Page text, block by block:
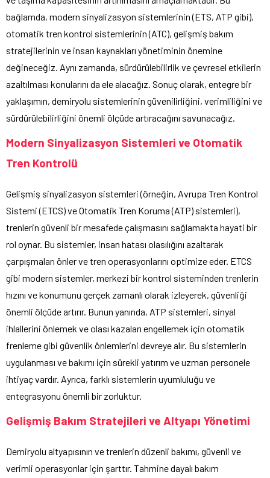
bağlamda, modern sinyalizasyon sistemlerinin (ETS, ATP gibi),
otomatik tren kontrol sistemlerinin (ATC), gelişmiş bakım
stratejilerinin ve insan kaynakları yönetiminin önemine
değineceğiz. Aynı zamanda, sürdürülebilirlik ve çevresel etkilerin
azaltılması konularını da ele alacağız. Sonuç olarak, entegre bir
yaklaşımın, demiryolu sistemlerinin güvenilirliğini, verimliliğini ve
sürdürülebilirliğini önemli ölçüde artıracağını savunacağız.
Modern Sinyalizasyon Sistemleri ve Otomatik
Tren Kontrolü
Gelişmiş sinyalizasyon sistemleri (örneğin, Avrupa Tren Kontrol
Sistemi (ETCS) ve Otomatik Tren Koruma (ATP) sistemleri),
trenlerin güvenli bir mesafede çalışmasını sağlamakta hayati bir
rol oynar. Bu sistemler, insan hatası olasılığını azaltarak
çarpışmaları önler ve tren operasyonlarını optimize eder. ETCS
gibi modern sistemler, merkezi bir kontrol sisteminden trenlerin
hızını ve konumunu gerçek zamanlı olarak izleyerek, güvenliği
önemli ölçüde artırır. Bunun yanında, ATP sistemleri, sinyal
ihlallerini önlemek ve olası kazaları engellemek için otomatik
frenleme gibi güvenlik önlemlerini devreye alır. Bu sistemlerin
uygulanması ve bakımı için sürekli yatırım ve uzman personele
ihtiyaç vardır. Ayrıca, farklı sistemlerin uyumluluğu ve
entegrasyonu önemli bir zorluktur.
Gelişmiş Bakım Stratejileri ve Altyapı Yönetimi
Demiryolu altyapısının ve trenlerin düzenli bakımı, güvenli ve
verimli operasyonlar için şarttır. Tahmine dayalı bakım